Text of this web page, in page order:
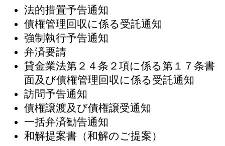
法的措置予告通知
債権管理回収に係る受託通知
強制執行予告通知
弁済要請
貸金業法第２４条２項に係る第１７条書
面及び債権管理回収に係る受託通知
訪問予告通知
債権譲渡及び債権譲受通知
一括弁済勧告通知
和解提案書（和解のご提案）